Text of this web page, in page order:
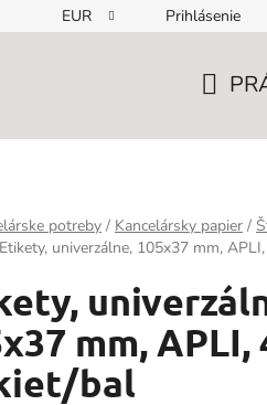
EUR Prihlásenie
potreby / Kancelársky papier /
Etikety, univerzálne, 105x37 mm,
mm, APLI,
bal